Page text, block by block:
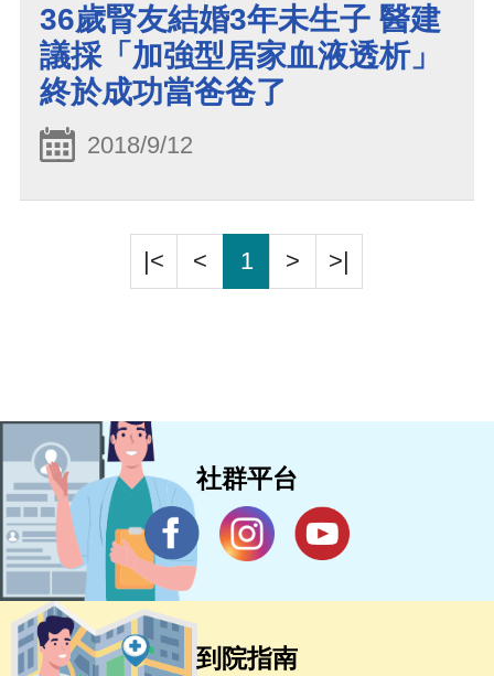
36歲腎友結婚3年未生子 醫建
議採「加強型居家血液透析」
終於成功當爸爸了
2018/9/12
|< < 1 > >|
社群平台
到院指南